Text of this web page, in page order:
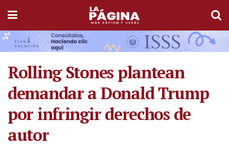
Rolling Stones plantean
demandar a Donald Trump
por infringir derechos de
autor